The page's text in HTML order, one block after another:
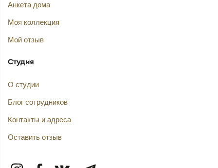
Анкета дома
Моя коллекция
Мой отзыв
Студия
О студии
Блог сотрудников
Контакты и адреса
Оставить отзыв